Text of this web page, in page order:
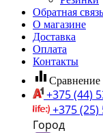
Обратная связь
О магазине
Доставка
Оплата
Контакты
equalizer Сравнение
+375 (44)
+375 (25)
Город